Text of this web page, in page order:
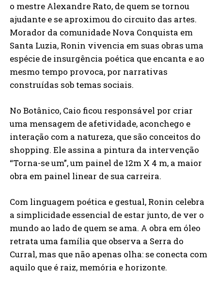
o mestre Alexandre Rato, de quem se tornou
ajudante e se aproximou do circuito das artes.
Morador da comunidade Nova Conquista em
Santa Luzia, Ronin vivencia em suas obras uma
espécie de insurgência poética que encanta e ao
mesmo tempo provoca, por narrativas
construídas sob temas sociais.
No Botânico, Caio ficou responsável por criar
uma mensagem de afetividade, aconchego e
interação com a natureza, que são conceitos do
shopping. Ele assina a pintura da intervenção
“Torna-se um”, um painel de 12m X 4 m, a maior
obra em painel linear de sua carreira.
Com linguagem poética e gestual, Ronin celebra
a simplicidade essencial de estar junto, de ver o
mundo ao lado de quem se ama. A obra em óleo
retrata uma família que observa a Serra do
Curral, mas que não apenas olha: se conecta com
aquilo que é raiz, memória e horizonte.